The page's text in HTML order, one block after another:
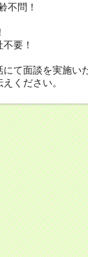
不問！
要！
にて面談を実施
ください。